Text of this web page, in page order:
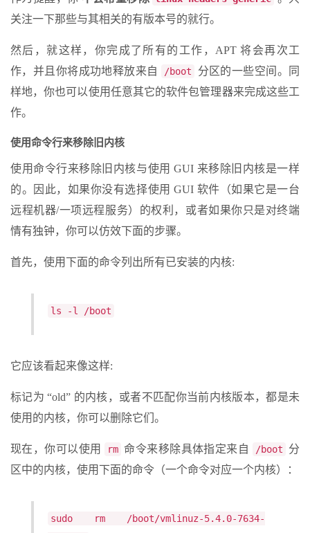
关注一下那些与其相关的有版本号的就行。
然后，就这样，你完成了所有的工作，APT 将会再次工
作，并且你将成功地释放来自
/boot
分区的一些空间。同
样地，你也可以使用任意其它的软件包管理器来完成这些工
作。
使用命令行来移除旧内核
使用命令行来移除旧内核与使用 GUI 来移除旧内核是一样
的。因此，如果你没有选择使用 GUI 软件（如果它是一台
远程机器/一项远程服务）的权利，或者如果你只是对终端
情有独钟，你可以仿效下面的步骤。
首先，使用下面的命令列出所有已安装的内核:
ls -l /boot
它应该看起来像这样:
标记为 “old” 的内核，或者不匹配你当前内核版本，都是未
使用的内核，你可以删除它们。
现在，你可以使用 rm 命令来移除具体指定来自 /boot
分
区中的内核，使用下面的命令（一个命令对应一个内核）：
sudo rm /boot/vmlinuz-5.4.0-7634-